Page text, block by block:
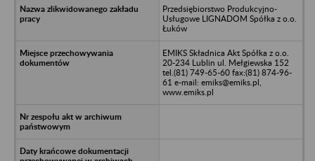
Przedsiębiorstwo Produkcyjno-
Usługowe LIGNADOM Spółka z o.o.
Łuków
EMIKS Składnica Akt Spółka z o.o.
20-234 Lublin ul. Mełgiewska 152
tel.(81) 749-65-60 fax:(81) 874-96-
61 e-mail: emiks@emiks.pl,
www.emiks.pl